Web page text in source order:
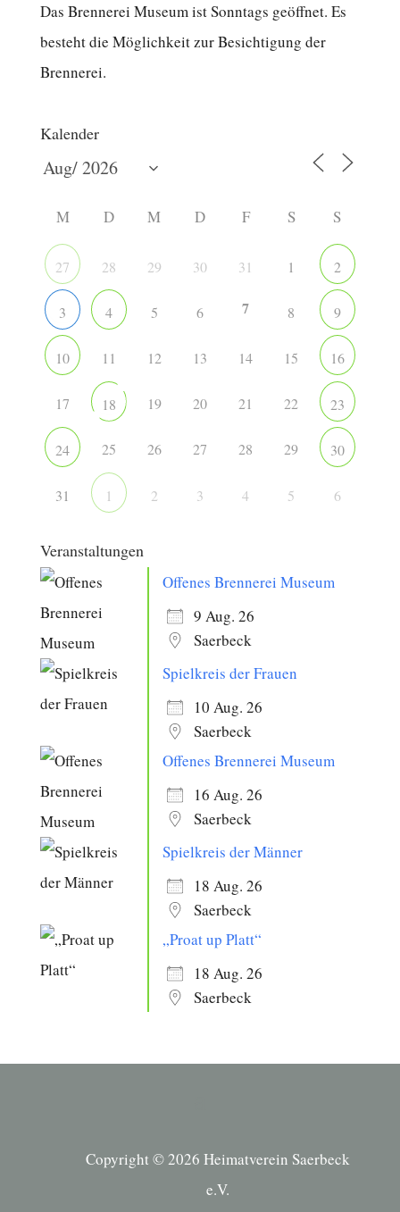
Das Brennerei Museum ist Sonntags geöffnet. Es
besteht die Möglichkeit zur Besichtigung der
Brennerei.
Kalender
M D M D F S S
27 28 29 30 31 1 2
3 4 5 6 7 8 9
10 11 12 13 14 15 16
17 18 19 20 21 22 23
24 25 26 27 28 29 30
31 1 2 3 4 5 6
Veranstaltungen
Offenes Brennerei Museum
9 Aug. 26
Saerbeck
Spielkreis der Frauen
10 Aug. 26
Saerbeck
Offenes Brennerei Museum
16 Aug. 26
Saerbeck
Spielkreis der Männer
18 Aug. 26
Saerbeck
„Proat up Platt“
18 Aug. 26
Saerbeck
Copyright © 2026 Heimatverein Saerbeck
e.V.